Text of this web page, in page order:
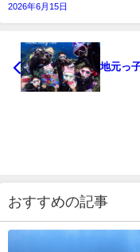
2026年6月15日
地元っ
おすすめの記事